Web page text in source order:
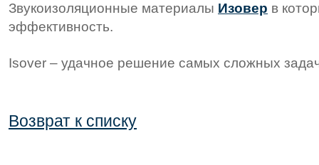
Звукоизоляционные материалы Изовер в
эффективность.
Isover – удачное решение самых сложных
Возврат к списку